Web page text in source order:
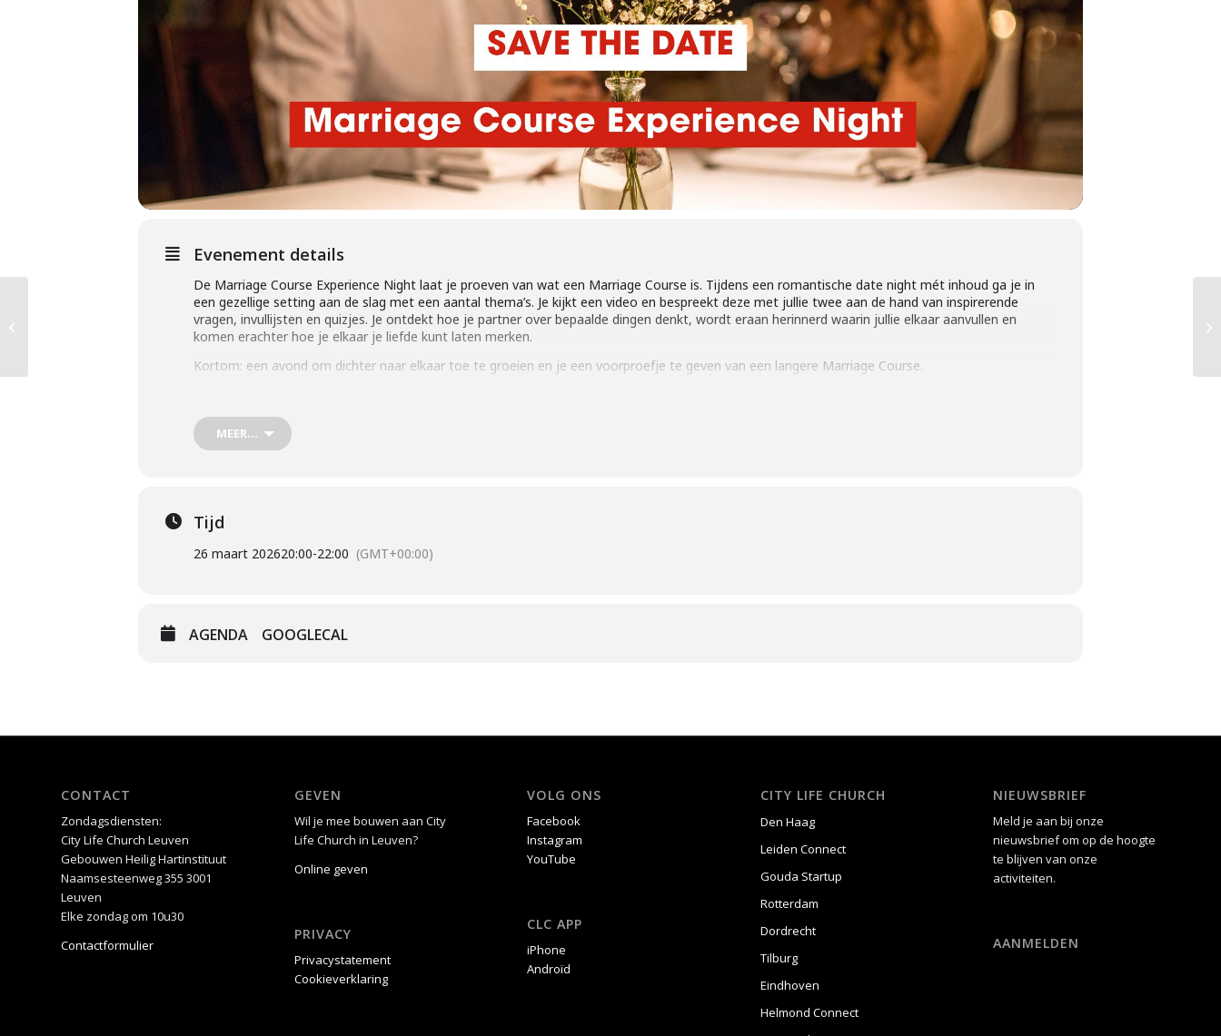
Evenement details
De Marriage Course Experience Night laat je proeven van wat een Marriage Course is. Tijdens een romantische date night mét inhoud ga je in
een gezellige setting aan de slag met een aantal thema’s. Je kijkt een video en bespreekt deze met jullie twee aan de hand van inspirerende
vragen, invullijsten en quizjes. Je ontdekt hoe je partner over bepaalde dingen denkt, wordt eraan herinnerd waarin jullie elkaar aanvullen en
komen erachter hoe je elkaar je liefde kunt laten merken.
Kortom: een avond om dichter naar elkaar toe te groeien en je een voorproefje te geven van een langere Marriage Course.
INSCHRIJVEN
MEER...
Tijd
26 maart 202620:00-22:00 (GMT+00:00)
AGENDA GOOGLECAL
CONTACT
Zondagsdiensten:
City Life Church Leuven
Gebouwen Heilig Hartinstituut
Naamsesteenweg 355 3001
Leuven
Elke zondag om 10u30
Contactformulier
GEVEN
Wil je mee bouwen aan City
Life Church in Leuven?
Online geven
PRIVACY
Privacystatement
Cookieverklaring
VOLG ONS
Facebook
Instagram
YouTube
CLC APP
iPhone
Androïd
CITY LIFE CHURCH
Den Haag
Leiden Connect
Gouda Startup
Rotterdam
Dordrecht
Tilburg
Eindhoven
Helmond Connect
NIEUWSBRIEF
Meld je aan bij onze
nieuwsbrief om op de hoogte
te blijven van onze
activiteiten.
AANMELDEN